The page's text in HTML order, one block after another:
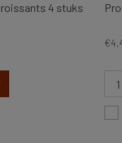
4 stuks